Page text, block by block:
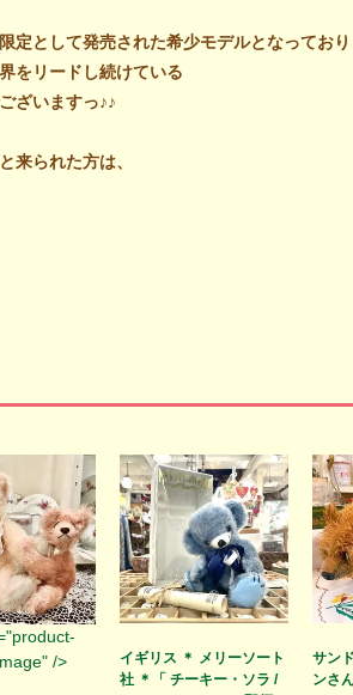
として発売された希少モデルとなっており
をリードし続けている
ざいますっ♪♪
来られた方は、
/>
イギリス ＊ メリーソート
社 ＊「 チーキー・ソラ /
サン
ンさ